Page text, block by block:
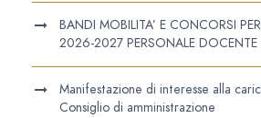
BANDI MOBILITA’ E CONCORSI
2026-2027 PERSONALE
Manifestazione di interesse alla
Consiglio di amministrazione